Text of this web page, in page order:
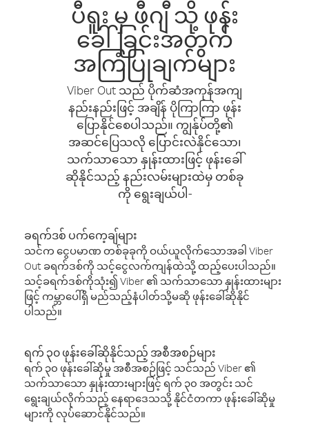
ပီရူး မှ ဖီဂျီ သို့ ဖုန်း
ခေါ်ခြင်းအတွက်
အကြံပြုချက်များ
Viber Out သည် ပိုက်ဆံအကုန်အကျ
နည်းနည်းဖြင့် အချိန် ပိုကြာကြာ ဖုန်း
ပြောနိုင်စေပါသည်။ ကျွန်ုပ်တို့၏
အဆင်ပြေသလို ပြောင်းလဲနိုင်သော၊
သက်သာသော နှုန်းထားဖြင့် ဖုန်းခေါ်
ဆိုနိုင်သည့် နည်းလမ်းများထဲမှ တစ်ခု
ကို ရွေးချယ်ပါ-
ခရက်ဒစ် ပက်ကေ့ချ်များ
သင်က ငွေပမာဏ တစ်ခုခုကို ဝယ်ယူလိုက်သောအခါ Viber
Out ခရက်ဒစ်ကို သင့်ငွေလက်ကျန်ထဲသို့ ထည့်ပေးပါသည်။
သင့်ခရက်ဒစ်ကိုသုံး၍ Viber ၏ သက်သာသော နှုန်းထားများ
ဖြင့် ကမ္ဘာပေါ်ရှိ မည်သည့်နံပါတ်သို့မဆို ဖုန်းခေါ်ဆိုနိုင်
ပါသည်။
ရက် ၃၀ ဖုန်းခေါ်ဆိုနိုင်သည့် အစီအစဉ်များ
ရက် ၃၀ ဖုန်းခေါ်ဆိုမှု အစီအစဉ်ဖြင့် သင်သည် Viber ၏
သက်သာသော နှုန်းထားများဖြင့် ရက် ၃၀ အတွင်း သင်
ရွေးချယ်လိုက်သည့် နေရာဒေသသို့ နိုင်ငံတကာ ဖုန်းခေါ်ဆိုမှု
များကို လုပ်ဆောင်နိုင်သည်။